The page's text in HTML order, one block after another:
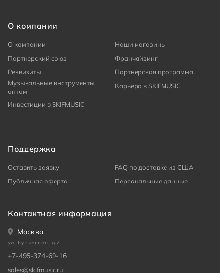
О компании
О компании
Наши магазины
Партнерский союз
Франчайзинг
Реквизиты
Партнерская программа
Музыкальные инструменты
оптом
Карьера в SKIFMUSIC
Инвестиции в SKIFMUSIC
Поддержка
Оставить заявку
FAQ по доставке из США
Публичная оферта
Персональные данные
Контактная информация
Москва
ул. Бутырская, д.7
+7-495-374-69-16
sales@skifmusic.ru